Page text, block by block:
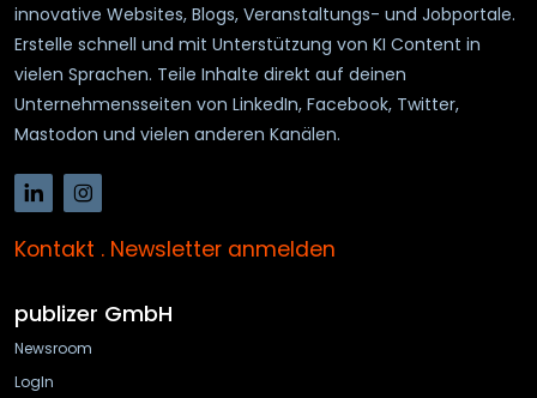
innovative Websites, Blogs, Veranstaltungs- und Jobportale.
Erstelle schnell und mit Unterstützung von KI Content in
vielen Sprachen. Teile Inhalte direkt auf deinen
Unternehmensseiten von LinkedIn, Facebook, Twitter,
Mastodon und vielen anderen Kanälen.
Kontakt . Newsletter anmelden
publizer GmbH
Newsroom
LogIn